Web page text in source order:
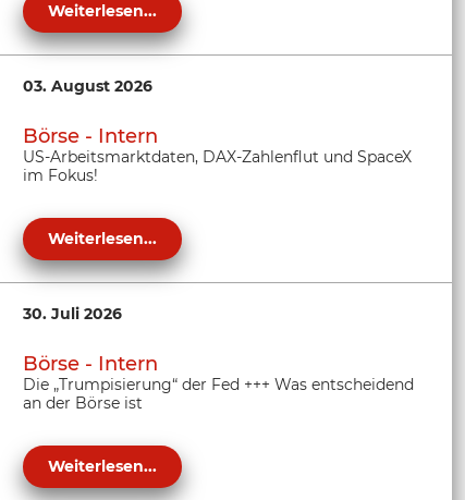
Weiterlesen...
03. August 2026
Börse - Intern
US-Arbeitsmarktdaten, DAX-Zahlenflut und SpaceX
im Fokus!
Weiterlesen...
30. Juli 2026
Börse - Intern
Die „Trumpisierung“ der Fed +++ Was entscheidend
an der Börse ist
Weiterlesen...